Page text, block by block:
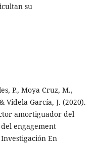
su
P., Moya Cruz, M.,
Videla García, J. (2020).
amortiguador del
engagement
En